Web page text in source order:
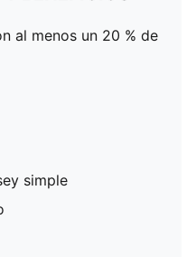
al menos un 20 % de
simple